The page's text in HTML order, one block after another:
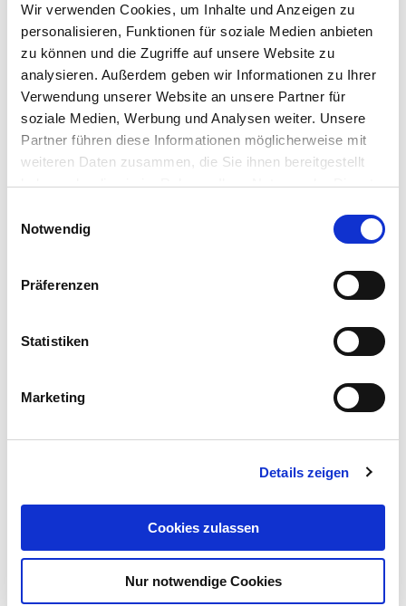
Wir verwenden Cookies, um Inhalte und Anzeigen zu
personalisieren, Funktionen für soziale Medien anbieten
zu können und die Zugriffe auf unsere Website zu
analysieren. Außerdem geben wir Informationen zu Ihrer
Verwendung unserer Website an unsere Partner für
soziale Medien, Werbung und Analysen weiter. Unsere
Partner führen diese Informationen möglicherweise mit
weiteren Daten zusammen, die Sie ihnen bereitgestellt
haben oder die sie im Rahmen Ihrer Nutzung der Dienste
Notwendig
Präferenzen
Statistiken
Marketing
Details zeigen
Cookies zulassen
Nur notwendige Cookies
GRUENE_OASE_SCHATTENRASEN_2_5_KG.
PNG
GRUENE_OASE_SCHATTENRASEN_10_KG.P
NG